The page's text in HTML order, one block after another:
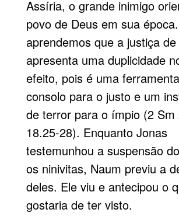
Assíria, o grande inimigo
povo de Deus em sua
aprendemos que a justiça
apresenta uma duplicidade
efeito, pois é uma
consolo para o justo e um
de terror para o ímpio (2 Sm
18.25-28). Enquanto Jonas
testemunhou a suspensão
os ninivitas, Naum previu a
deles. Ele viu e antecipou o
gostaria de ter visto.